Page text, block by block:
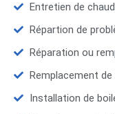
Entretien de
Répartion de
Réparation ou
Remplacement
Installation de